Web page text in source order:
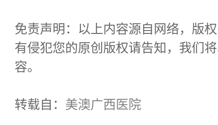
免责声明：以上内容源自网络，版
有侵犯您的原创版权请告知，我们
容。
转载自： 美澳广西医院